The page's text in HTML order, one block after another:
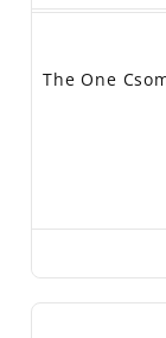
The One